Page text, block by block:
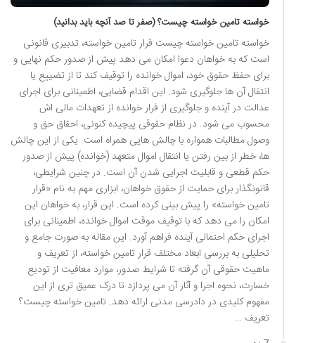
خواسته تامین خواسته چیست؟ (صفر تا صد آنچه باید بدانید)
خواسته تامین خواسته چیست قرار تامین خواسته، تدبیری قانونی
است که به خواهان دعوا امکان می دهد پیش از صدور حکم نهایی و
برای حفظ حقوق خود، اموال خوانده را توقیف کند تا از تضییع یا
انتقال آن ها جلوگیری شود. این اقدام قضایی، اطمینانی برای اجرای
عدالت در آینده و جلوگیری از فرار خوانده از تعهدات مالی اش
محسوب می شود. در نظام حقوقی پیچیده کنونی، احقاق حق و
وصول مطالبات همواره با چالش هایی همراه است. یکی از این چالش
ها، خطر از بین رفتن یا انتقال اموال متعهد (خوانده) پیش از صدور
حکم قطعی و قابلیت اجرایی شدن آن است. در چنین شرایطی،
قانونگذار برای حمایت از حقوق خواهان، ابزاری مهم به نام «قرار
تامین خواسته» را پیش بینی کرده است. این قرار، به خواهان این
امکان را می دهد که با توقیف موقت اموال خوانده، اطمینانی برای
اجرای حکم احتمالی آینده فراهم آورد. این مقاله به صورت جامع و
تحلیلی به بررسی ابعاد مختلف قرار تامین خواسته، از تعریف و
ماهیت حقوقی آن گرفته تا شرایط صدور، موارد معافیت از تودیع
خسارت، نحوه اجرا و آثار آن می پردازد تا درک عمیق تری از این
مفهوم کلیدی در دادرسی مدنی ارائه دهد. تامین خواسته چیست؟
تعریف …